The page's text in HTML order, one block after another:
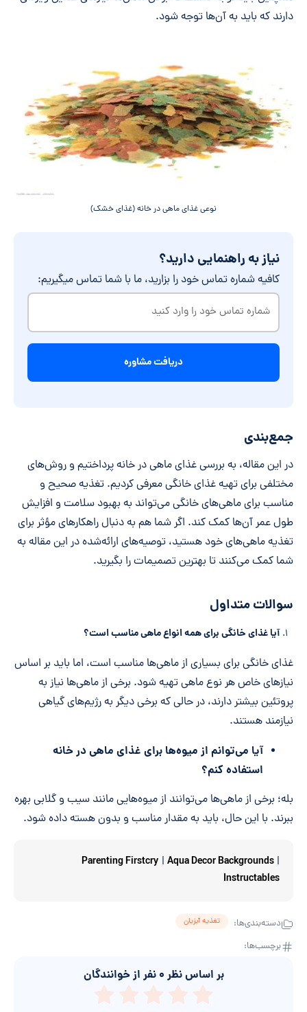
دارند که باید به آن‌ها توجه شود.
نوعی غذای ماهی در خانه (غذای خشک)
نیاز به راهنمایی دارید؟
کافیه شماره تماس خود را بزارید، ما با شما تماس میگیریم:
شماره
تماس
خود
را
*
جمع‌بندی
در این مقاله، به بررسی غذای ماهی در خانه پرداختیم و روش‌های
مختلفی برای تهیه غذای خانگی معرفی کردیم. تغذیه صحیح و
مناسب برای ماهی‌های خانگی می‌تواند به بهبود سلامت و افزایش
طول عمر آن‌ها کمک کند. اگر شما هم به دنبال راهکارهای مؤثر برای
تغذیه ماهی‌های خود هستید، توصیه‌های ارائه‌شده در این مقاله به
شما کمک می‌کنند تا بهترین تصمیمات را بگیرید.
سوالات متداول
آیا غذای خانگی برای همه انواع ماهی مناسب است؟
غذای خانگی برای بسیاری از ماهی‌ها مناسب است، اما باید بر اساس
نیازهای خاص هر نوع ماهی تهیه شود. برخی از ماهی‌ها نیاز به
پروتئین بیشتر دارند، در حالی که برخی دیگر به رژیم‌های گیاهی
نیازمند هستند.
آیا می‌توانم از میوه‌ها برای غذای ماهی در خانه
استفاده کنم؟
بله؛ برخی از ماهی‌ها می‌توانند از میوه‌هایی مانند سیب و گلابی بهره
ببرند. با این حال، باید به مقدار مناسب و بدون هسته داده شود.
Parenting Firstcry | Aqua Decor Backgrounds |
Instructables
دسته‌بندی‌ها: تغذیه آبزیان
برچسب‌ها:
بر اساس نظر ۰ نفر از خوانندگان